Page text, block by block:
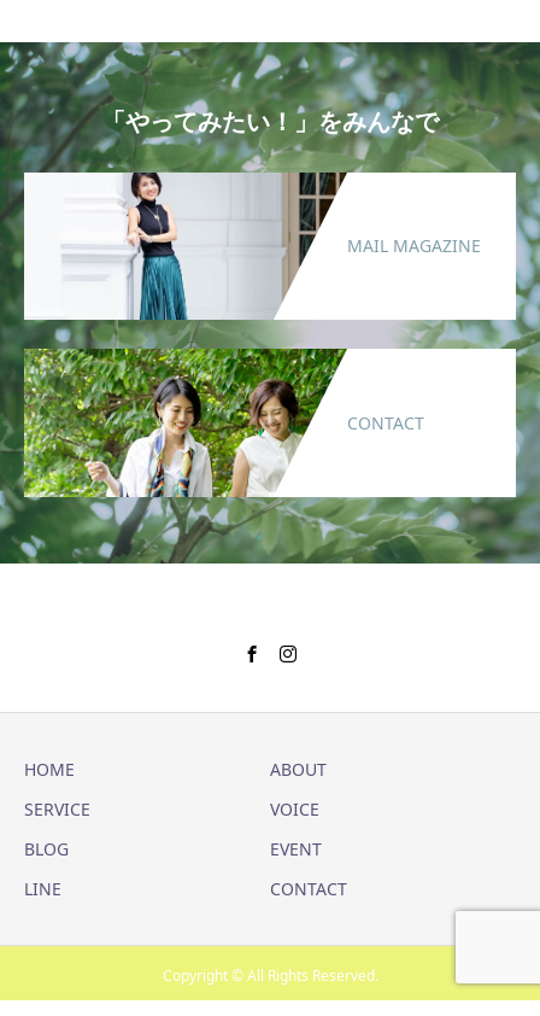
「やってみたい！」をみんなで
MAIL MAGAZINE
CONTACT
HOME
ABOUT
SERVICE
VOICE
BLOG
EVENT
LINE
CONTACT
Copyright © All Rights Reserved.CONTACT